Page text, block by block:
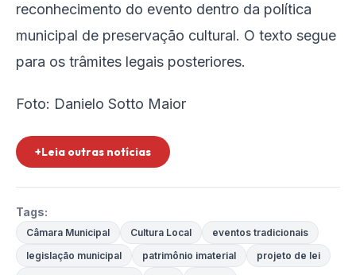
reconhecimento do evento dentro da política
municipal de preservação cultural. O texto segue
para os trâmites legais posteriores.
Foto: Danielo Sotto Maior
+Leia outras notícias
Tags:
Câmara Municipal Cultura Local
eventos tradicionais
legislação municipal
patrimônio imaterial
projeto de lei